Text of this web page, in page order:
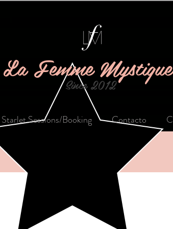
La Femme Mystique
Since 2012
Starlet Sessions/Booking Contacto